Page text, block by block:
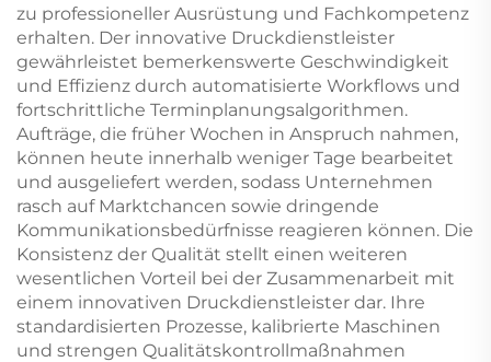
zu professioneller Ausrüstung und Fachkompetenz
erhalten. Der innovative Druckdienstleister
gewährleistet bemerkenswerte Geschwindigkeit
und Effizienz durch automatisierte Workflows und
fortschrittliche Terminplanungsalgorithmen.
Aufträge, die früher Wochen in Anspruch nahmen,
können heute innerhalb weniger Tage bearbeitet
und ausgeliefert werden, sodass Unternehmen
rasch auf Marktchancen sowie dringende
Kommunikationsbedürfnisse reagieren können. Die
Konsistenz der Qualität stellt einen weiteren
wesentlichen Vorteil bei der Zusammenarbeit mit
einem innovativen Druckdienstleister dar. Ihre
standardisierten Prozesse, kalibrierte Maschinen
und strengen Qualitätskontrollmaßnahmen